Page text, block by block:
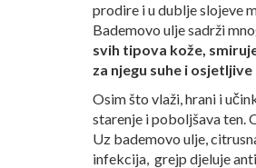
prodire i u dublje slojeve
Bademovo ulje sadrži
svih tipova kože,
za njegu suhe i osjetljive
Osim što vlaži, hrani i
starenje i poboljšava ten.
Uz bademovo ulje,
infekcija, grejp djeluje